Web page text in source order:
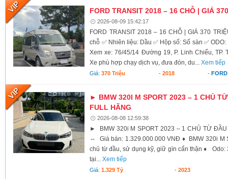
FORD TRANSIT 2018 – 16 CHỖ | GIÁ
2026-08-09 15:42:17
FORD TRANSIT 2018 – 16 CHỖ | GIÁ 370
chỗ ✅ Nhiên liệu: Dầu ✅ Hộp số: Số sàn ✅
Xem xe: 76/45/14 Đường 19, P. Linh Chiểu,
Xe phù hợp chạy dịch vụ, đưa đón, du...Xem tiếp
Giá:370 Triệu - 2018 - FORD
► BMW 320I M SPORT 2023 – 1 CHỦ
FULL HÃNG
2026-08-08 12:59:38
► BMW 320i M SPORT 2023 – 1 CHỦ TỪ ĐẦU
⇔ Giá bán: 1.329.000.000 VNĐ ♦ BMW 320i M
chủ từ đầu, sử dụng kỹ, giữ gìn cẩn thận ♦
tại...Xem tiếp
Giá:1.329 Tỷ -2023